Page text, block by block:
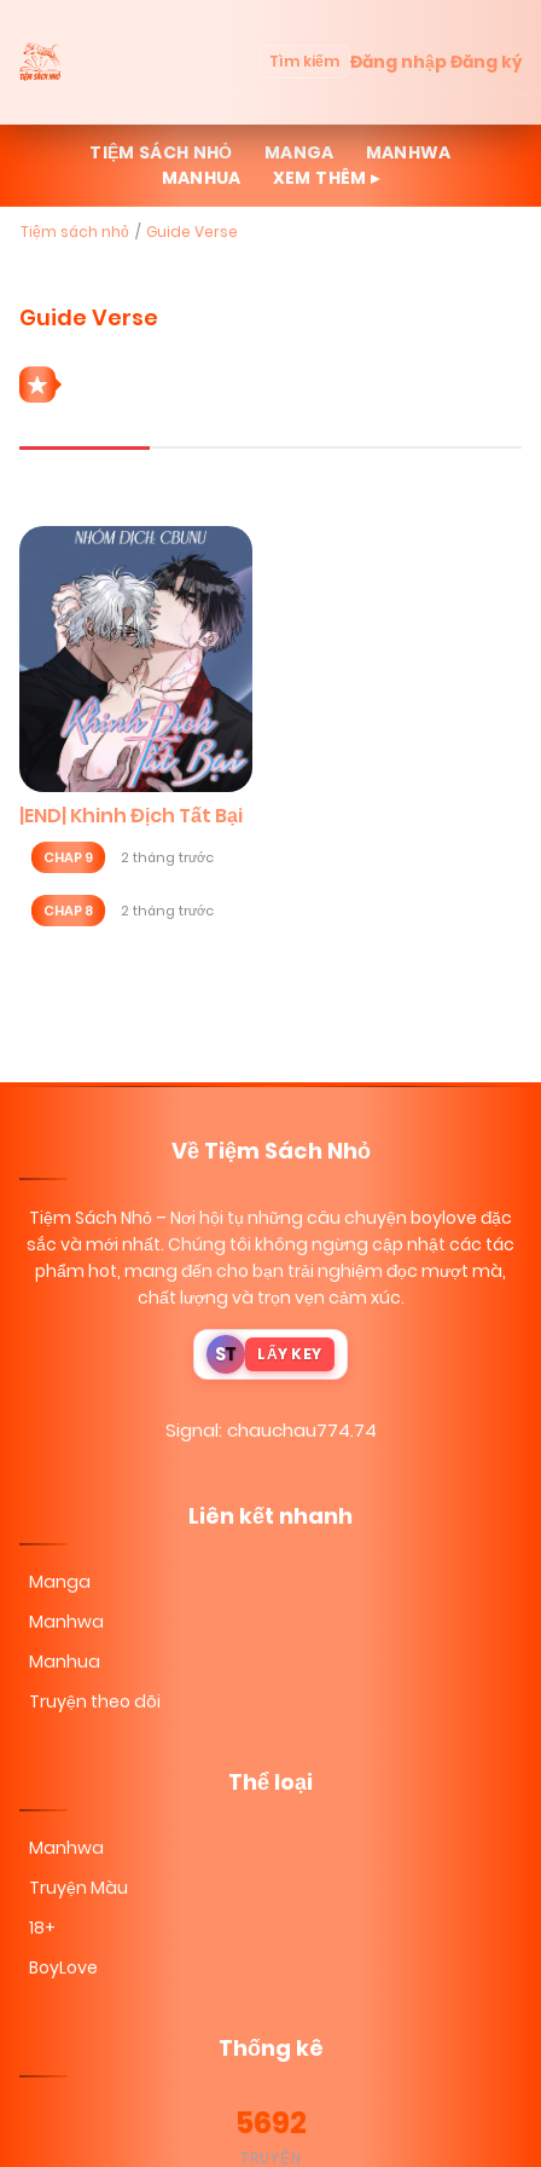
Tìm kiếm Đăng nhậpĐăng ký
TIỆM SÁCH NHỎ MANGA
MANHWA
MANHUA
XEM THÊM ▸
Tiệm sách nhỏ Guide Verse
Guide Verse
|END| Khinh Địch Tất Bại
CHAP 9 2 tháng trước
CHAP 8 2 tháng trước
Về Tiệm Sách Nhỏ
Tiệm Sách Nhỏ – Nơi hội tụ những câu chuyện boylove đặc
sắc và mới nhất. Chúng tôi không ngừng cập nhật các tác
phẩm hot, mang đến cho bạn trải nghiệm đọc mượt mà,
chất lượng và trọn vẹn cảm xúc.
ST LẤY KEY
Signal: chauchau774.74
Liên kết nhanh
Manga
Manhwa
Manhua
Truyện theo dõi
Thể loại
Manhwa
Truyện Màu
18+
BoyLove
Thống kê
5692
TRUYỆN